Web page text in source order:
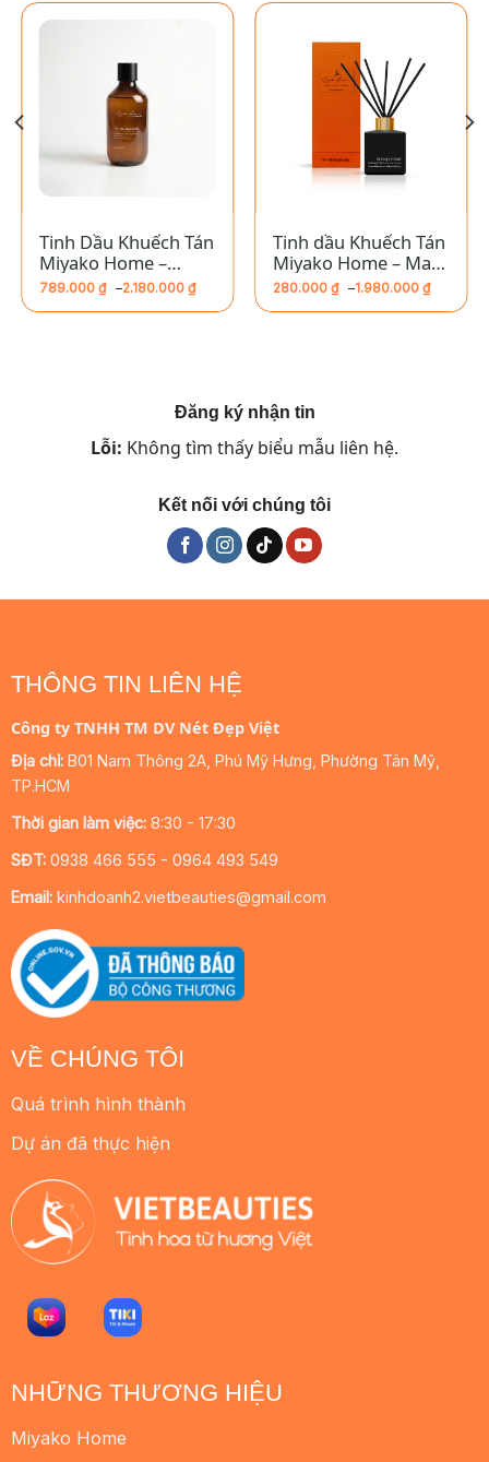
Tinh Dầu Khuếch Tán
Miyako Home –
Armani Sisi
789.000 ₫ –2.180.000 ₫
giá:
Tinh dầu Khuếch Tán
Miyako Home – Ma
Kết
280.000 ₫ –1.980.000 ₫
giá:
Đăng ký nhận tin
Lỗi: Không tìm thấy biểu mẫu liên hệ.
Kết nối với chúng tôi
VỀ CHÚNG TÔI
Quá trình hình thành
Dự án đã thực hiện
NHỮNG THƯƠNG HIỆU
Miyako Home
THÔNG TIN LIÊN HỆ
Công ty TNHH TM DV Nét Đẹp Việt
Địa chỉ: B01 Nam Thông 2A, Phú Mỹ Hưng, Phường Tân Mỹ,
TP.HCM
Thời gian làm việc:8:30 - 17:30
SĐT:0938 466 555 - 0964 493 549
Email:kinhdoanh2.vietbeauties@gmail.com